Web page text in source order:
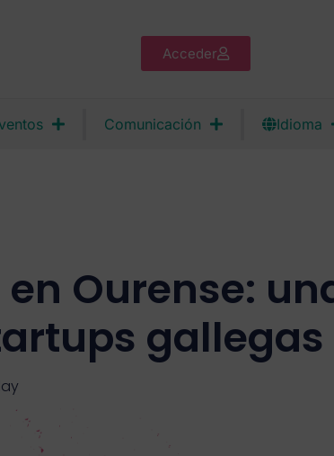
Acceder
Comunicación Idioma
Ourense:
gallegas